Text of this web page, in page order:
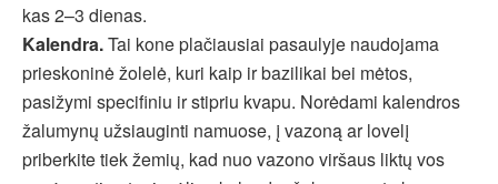
kas 2–3 dienas.
Kalendra.Tai kone plačiausiai pasaulyje naudojama
prieskoninė žolelė, kuri kaip ir bazilikai bei mėtos,
pasižymi specifiniu ir stipriu kvapu. Norėdami kalendros
žalumynų užsiauginti namuose, į vazoną ar lovelį
priberkite tiek žemių, kad nuo vazono viršaus liktų vos